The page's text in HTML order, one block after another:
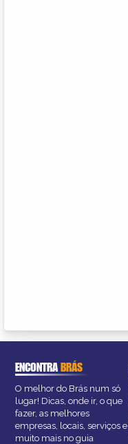
ENCONTRABRÁS
O melhor do Brás num só
lugar! Dicas, onde ir, o que
fazer, as melhores
empresas, locais, serviços e
muito mais no guia